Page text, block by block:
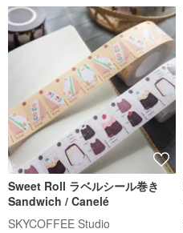
Sweet Roll ラベルシール巻き
Sandwich / Canelé
SKYCOFFEE Studio